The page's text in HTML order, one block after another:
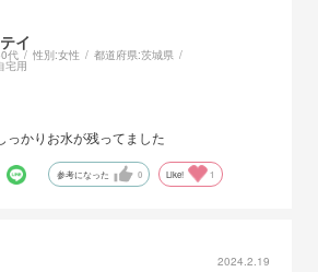
イ
代 性別:女性 都道府県:茨城県
宅用
かりお水が残ってました
参考になった 0 Like! 1
2024.2.19